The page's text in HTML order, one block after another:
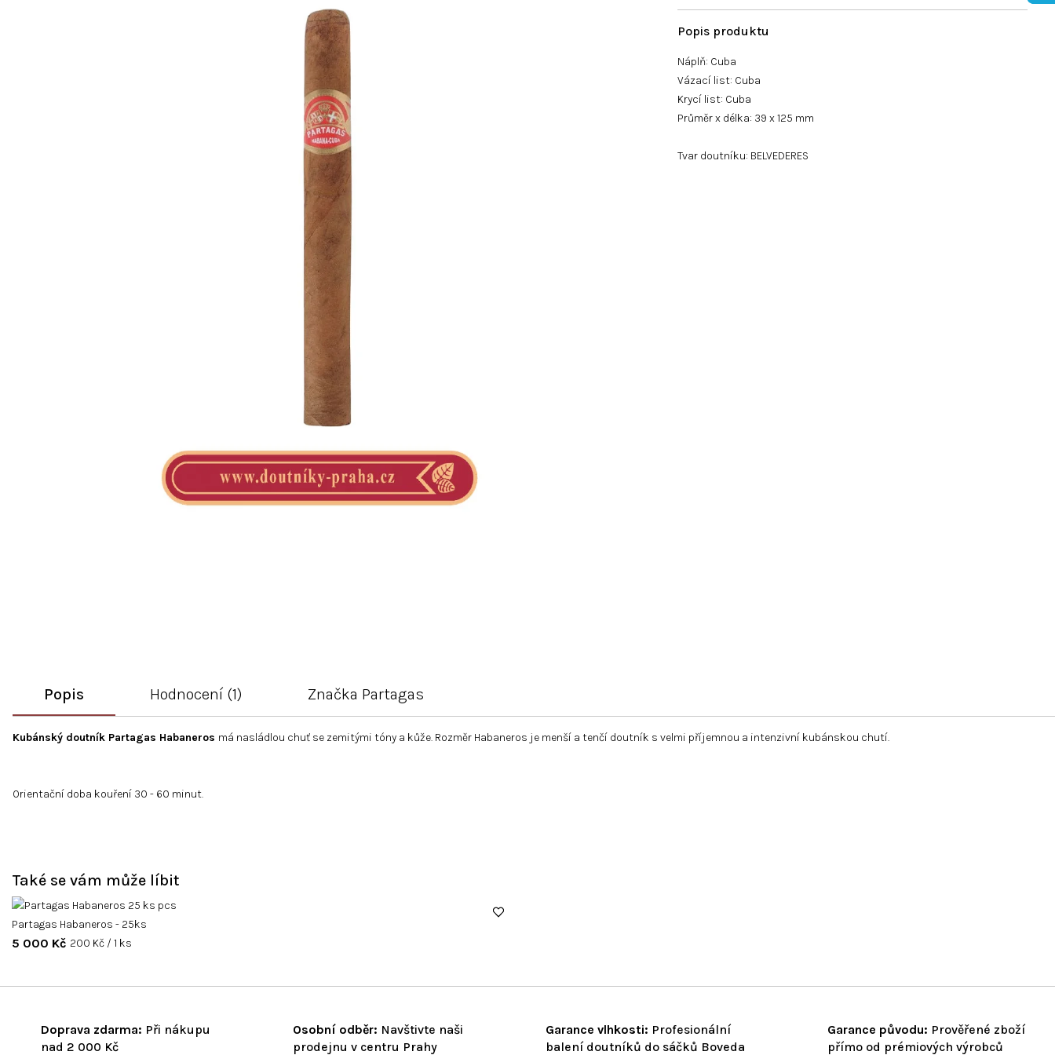
Náplň: Cuba
Vázací list: Cuba
Krycí list: Cuba
Průměr x délka: 39 x 125 mm
Tvar doutníku: BELVEDERES
Doprava zdarma: Při nákupu
nad 2 000 Kč
Osobní odběr: Navštivte naši
prodejnu v centru Prahy
Garance vlhkosti: Profesionální
balení doutníků do sáčků Boveda
Garance původu: Prověřené zboží
přímo od prémiových výrobců
Popis Hodnocení (1) Značka Partagas
Kubánský doutník Partagas Habaneros má nasládlou chuť se zemitými tóny a kůže. Rozměr Habaneros je menší a tenčí doutník s velmi příjemnou a intenzivní kubánskou chutí.
Orientační doba kouření 30 - 60 minut.
Také se vám může líbit
Partagas Habaneros - 25ks
5 000 Kč Měrná
200 Kč / 1 ks